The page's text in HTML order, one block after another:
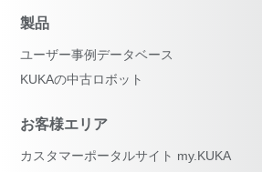
製品
ユーザー事例データベース
KUKAの中古ロボット
お客様エリア
カスタマーポータルサイト my.KUKA